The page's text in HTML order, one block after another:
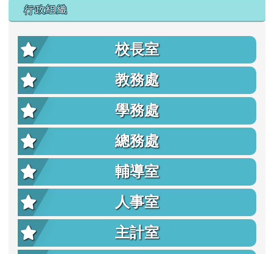
行政組織
校長室
教務處
學務處
總務處
輔導室
人事室
主計室